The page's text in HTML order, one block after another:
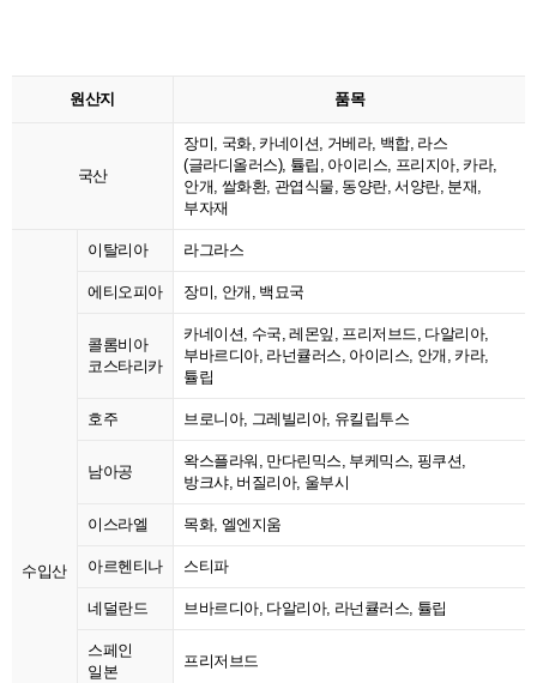
원산지 품목
국산
장미, 국화, 카네이션, 거베라, 백합, 라스
(글라디올러스), 튤립, 아이리스, 프리지아, 카라,
안개, 쌀화환, 관엽식물, 동양란, 서양란, 분재,
부자재
수입산
이탈리아 라그라스
에티오피아 장미, 안개, 백묘국
콜롬비아
코스타리카
카네이션, 수국, 레몬잎, 프리저브드, 다알리아,
부바르디아, 라넌큘러스, 아이리스, 안개, 카라,
튤립
호주 브로니아, 그레빌리아, 유킬립투스
남아공
왁스플라워, 만다린믹스, 부케믹스, 핑쿠션,
방크샤, 버질리아, 울부시
이스라엘 목화, 엘엔지움
아르헨티나 스티파
네덜란드 브바르디아, 다알리아, 라넌큘러스, 튤립
스페인
일본
프리저브드